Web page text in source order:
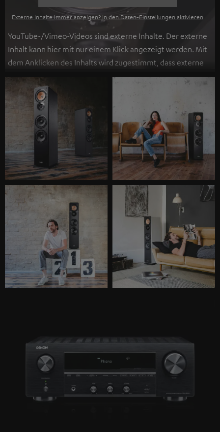
Externe Inhalte immer anzeigen? In den Daten‑Einstellungen aktivieren
YouTube-/Vimeo-Videos sind externe Inhalte. Der externe
Inhalt kann hier mit nur einem Klick angezeigt werden. Mit
dem Anklicken des Inhalts wird zugestimmt, dass externe
Inhalte angezeigt werden. Dabei können
personenbezogene Daten an Drittplattformen
übermittelt werden.
Datenschutzerklärung unter I zu finden